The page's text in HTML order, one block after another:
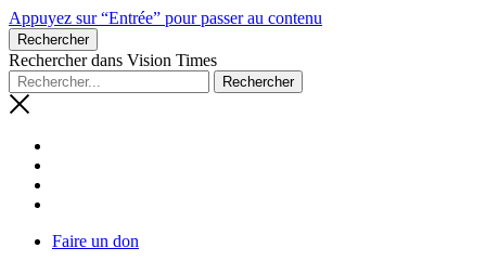
Appuyez sur “Entrée” pour passer au contenu
Rechercher
Rechercher dans Vision Times
Faire un don